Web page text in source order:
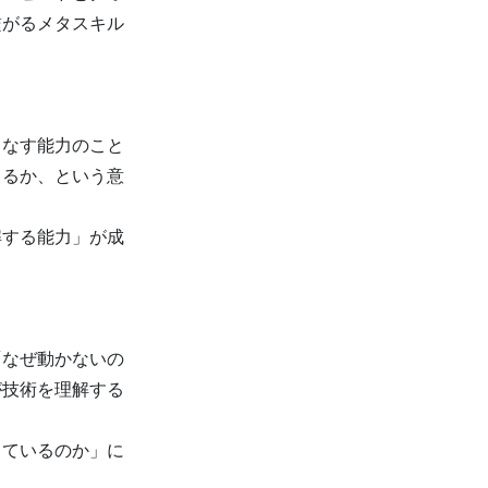
るメタスキル
す能力のこと
か、という意
る能力」が成
ぜ動かないの
術を理解する
いるのか」に